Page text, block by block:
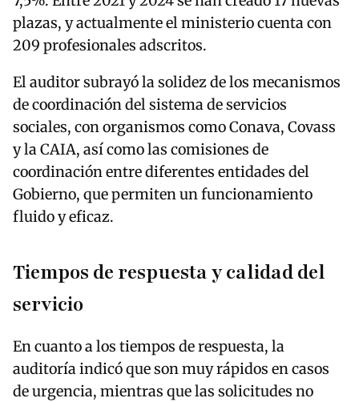
plazas, y actualmente el ministerio cuenta con
209 profesionales adscritos.
El auditor subrayó la solidez de los mecanismos
de coordinación del sistema de servicios
sociales, con organismos como Conava, Covass
y la CAIA, así como las comisiones de
coordinación entre diferentes entidades del
Gobierno, que permiten un funcionamiento
fluido y eficaz.
Tiempos de respuesta y calidad del
servicio
En cuanto a los tiempos de respuesta, la
auditoría indicó que son muy rápidos en casos
de urgencia, mientras que las solicitudes no